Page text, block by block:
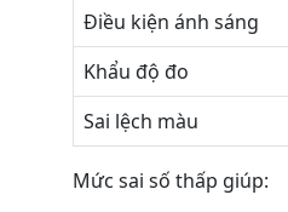
Điều kiện ánh sáng
Khẩu độ đo
Sai lệch màu
Mức sai số thấp giúp: